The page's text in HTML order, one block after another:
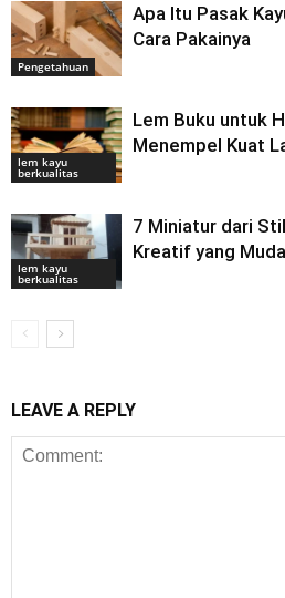
Pengetahuan
Apa Itu Pasak
Cara Pakainya
lem kayu
berkualitas
Lem Buku untuk
Menempel Kuat
lem kayu
berkualitas
7 Miniatur dari
Kreatif yang
LEAVE A REPLY